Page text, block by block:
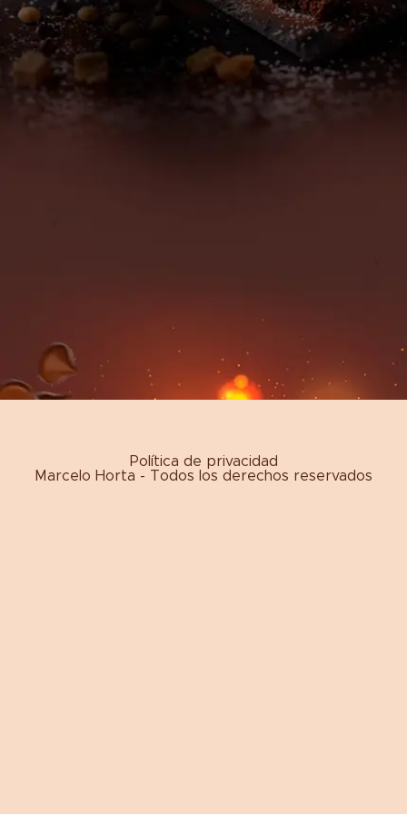
Política de privacidad
Marcelo Horta - Todos los derechos reservados